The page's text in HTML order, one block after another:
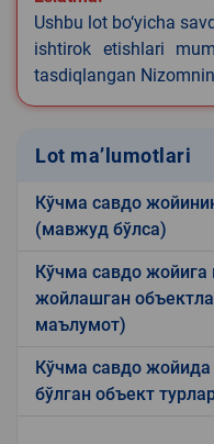
Ushbu lot bo‘yicha
ishtirok etishlari
tasdiqlangan
Lot ma’lumotlari
Кўчма савдо
(мавжуд бўлса)
Кўчма савдо
жойлашган
маълумот)
Кўчма савдо
бўлган объект